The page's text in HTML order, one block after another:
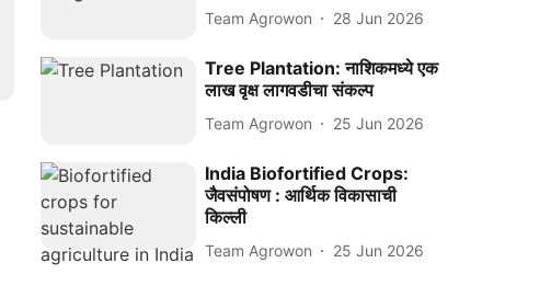
Team Agrowon 28 Jun 2026
Tree Plantation: नाशिकमध्ये एक
लाख वृक्ष लागवडीचा संकल्प
Team Agrowon 25 Jun 2026
India Biofortified Crops:
जैवसंपोषण : आर्थिक विकासाची
किल्ली
Team Agrowon 25 Jun 2026